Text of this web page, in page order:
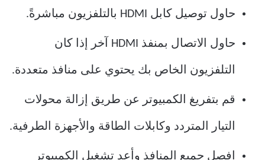
حاول توصيل كابل HDMI بالتلفزيون مباشرةً.
حاول الاتصال بمنفذ HDMI آخر إذا كان
التلفزيون الخاص بك يحتوي على منافذ متعددة.
قم بتفريغ الكمبيوتر عن طريق إزالة محولات
التيار المتردد وكابلات الطاقة والأجهزة الطرفية.
افصل جميع المنافذ وأعد تشغيل الكمبيوتر